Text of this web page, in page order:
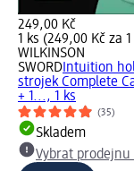
249,00 Kč
1 ks (249,00 Kč za 1
WILKINSON
SWORD Intuition
strojek Complete
+ 1..., 1 ks
(35)
Skladem
Vybrat prodejnu